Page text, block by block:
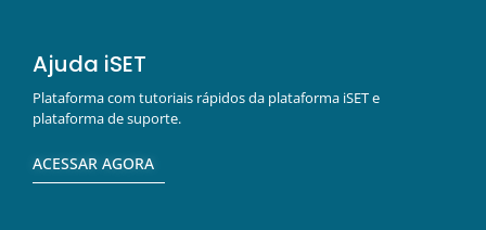
Ajuda iSET
Plataforma com tutoriais rápidos da plataforma iSET e
plataforma de suporte.
ACESSAR AGORA